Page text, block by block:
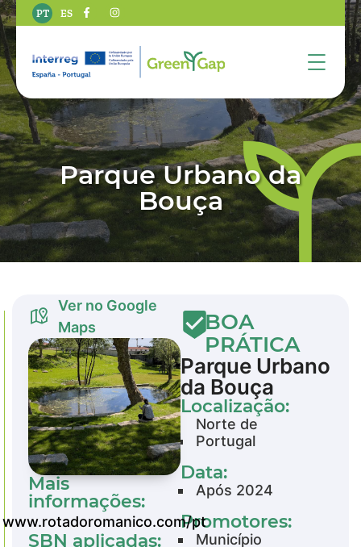
PT ES
Parque Urbano da
Bouça
BOA
PRÁTICA
Parque Urbano
da Bouça
Localização:
Norte de
Portugal
Data:
Após 2024
Promotores:
Município
Ver no Google
Maps
Mais
informações:
www.rotadoromanico.com/pt
SBN aplicadas: